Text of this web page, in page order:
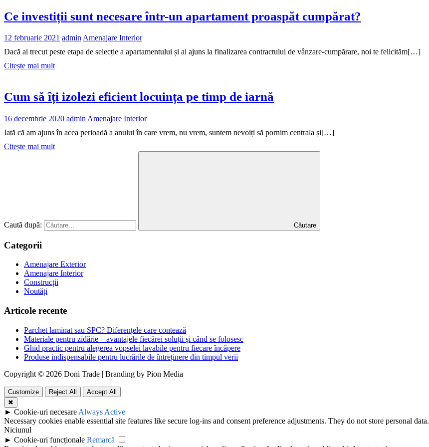
Ce investiții sunt necesare într-un apartament proaspăt cumpărat?
12 februarie 2021 admin Amenajare Interior
Dacă ai trecut peste etapa de selecție a apartamentului și ai ajuns la finalizarea contractului de vânzare-cumpărare, noi te felicităm[…]
Citește mai mult
Cum să îți izolezi eficient locuința pe timp de iarnă
16 decembrie 2020 admin Amenajare Interior
Iată că am ajuns în acea perioadă a anului în care vrem, nu vrem, suntem nevoiți să pornim centrala și[…]
Citește mai mult
Caută după: Căutare
Categorii
Amenajare Exterior
Amenajare Interior
Construcții
Noutăți
Articole recente
Parchet laminat sau SPC? Diferențele care contează
Materiale pentru zidărie – avantajele fiecărei soluții și când se folosesc
Ghid practic pentru alegerea vopselei lavabile pentru fiecare încăpere
Produse indispensabile pentru lucrările de întreținere din timpul verii
Copyright © 2026 Doni Trade | Branding by Pion Media
Customize Reject All
Accept All
✖
► Cookie-uri necesare Always Active
Necessary cookies enable essential site features like secure log-ins and consent preference adjustments. They do not store personal data.
Niciunul
► Cookie-uri funcționale Remarcă